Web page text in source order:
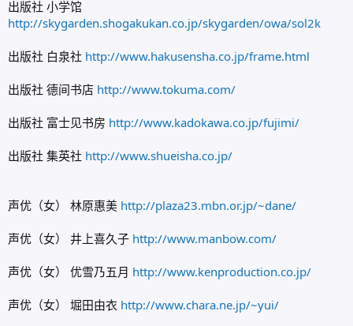
出版社 小学馆
http://skygarden.shogakukan.co.jp/skygarden/owa/sol2k
出版社 白泉社 http://www.hakusensha.co.jp/frame.html
出版社 德间书店 http://www.tokuma.com/
出版社 富士见书房 http://www.kadokawa.co.jp/fujimi/
出版社 集英社 http://www.shueisha.co.jp/
声优（女） 林原惠美 http://plaza23.mbn.or.jp/~dane/
声优（女） 井上喜久子 http://www.manbow.com/
声优（女） 优雪乃五月 http://www.kenproduction.co.jp/
声优（女） 堀田由衣 http://www.chara.ne.jp/~yui/